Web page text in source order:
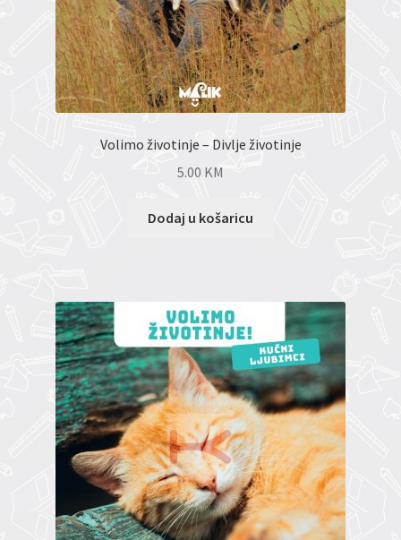
Volimo životinje – Divlje životinje
5.00 KM
Dodaj u košaricu